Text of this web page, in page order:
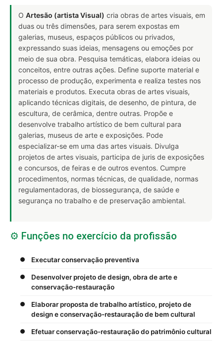
O Artesão (artista Visual) cria obras de artes visuais, em
duas ou três dimensões, para serem expostas em
galerias, museus, espaços públicos ou privados,
expressando suas ideias, mensagens ou emoções por
meio de sua obra. Pesquisa temáticas, elabora ideias ou
conceitos, entre outras ações. Define suporte material e
processo de produção, experimenta e realiza testes nos
materiais e produtos. Executa obras de artes visuais,
aplicando técnicas digitais, de desenho, de pintura, de
escultura, de cerâmica, dentre outras. Propõe e
desenvolve trabalho artístico de bem cultural para
galerias, museus de arte e exposições. Pode
especializar-se em uma das artes visuais. Divulga
projetos de artes visuais, participa de juris de exposições
e concursos, de feiras e de outros eventos. Cumpre
procedimentos, normas técnicas, de qualidade, normas
regulamentadoras, de biossegurança, de saúde e
segurança no trabalho e de preservação ambiental.
⚙️ Funções no exercício da profissão
Executar conservação preventiva
Desenvolver projeto de design, obra de arte e
conservação-restauração
Elaborar proposta de trabalho artístico, projeto de
design e conservação-restauração de bem cultural
Efetuar conservação-restauração do patrimônio cultural